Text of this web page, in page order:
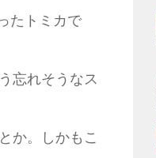
たトミカで
忘れそうなス
か。しかもこ